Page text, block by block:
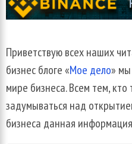
Приветствуювсехнаших
бизнесблоге«Мое дело» мы
мире бизнеса.Всем тем,кто
задумываться над
бизнеса данная информация